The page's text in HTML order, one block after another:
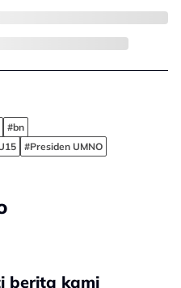
#bn
#Presiden UMNO
berita kami